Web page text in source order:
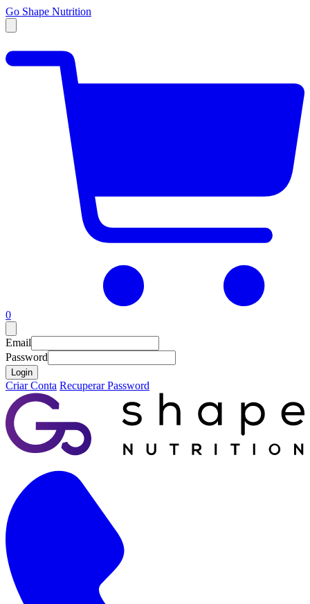
Go Shape Nutrition
0
Email
Password
Login
Criar Conta Recuperar Password